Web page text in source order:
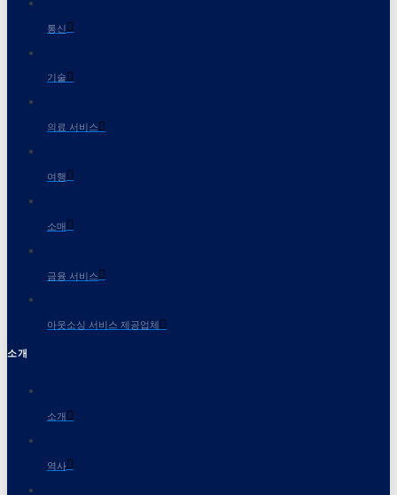
통신
기술
의료 서비스
여행
소매
금융 서비스
아웃소싱 서비스 제공업체
소개
소개
역사